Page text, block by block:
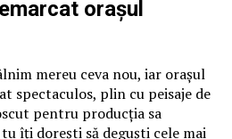
orașul
mereu ceva nou, iar orașul
spectaculos, plin cu peisaje de
pentru producția sa
îți dorești să deguști cele mai